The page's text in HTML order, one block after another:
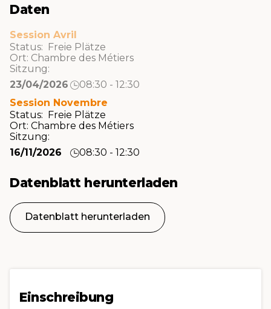
Daten
Session Avril
Status: Freie Plätze
Ort: Chambre des Métiers
Sitzung:
23/04/2026
08:30 - 12:30
Session Novembre
Status: Freie Plätze
Ort: Chambre des Métiers
Sitzung:
16/11/2026
08:30 - 12:30
Datenblatt herunterladen
Datenblatt herunterladen
Einschreibung